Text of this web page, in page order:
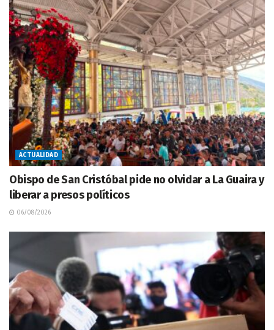
ACTUALIDAD
Obispo de San Cristóbal pide no olvidar a La Guaira y
liberar a presos políticos
06/08/2026